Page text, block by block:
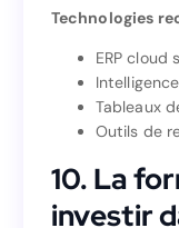
Technologies
ERP cloud
Tableaux
Outils de
10. La
investir
10. La